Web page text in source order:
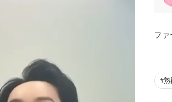
ファ
熟